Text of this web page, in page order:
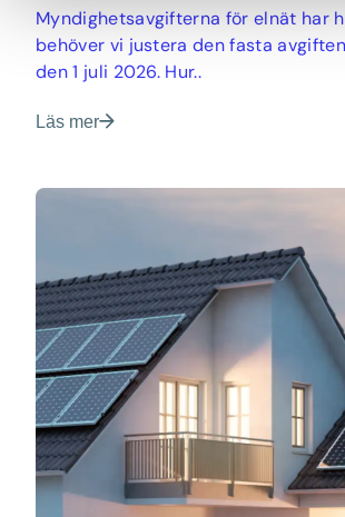
Myndighetsavgifterna för elnät har
behöver vi justera den fasta
den 1 juli 2026. Hur..
Läs mer